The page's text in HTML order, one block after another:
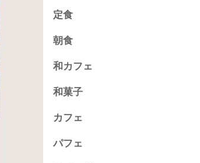
定食
朝食
和カフェ
和菓子
カフェ
パフェ